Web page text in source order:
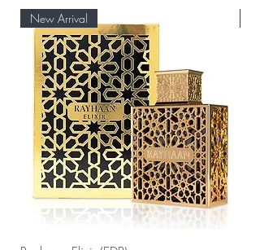
New Arrival